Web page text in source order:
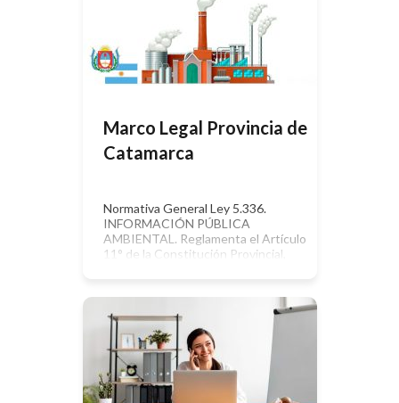
contaminación, en donde el aire, el
agua y los alimentos satisfagan los
requerimientos del desarrollo
adecuado de la […]
Marco Legal Provincia de
Catamarca
Normativa General Ley 5.336.
INFORMACIÓN PÚBLICA
AMBIENTAL. Reglamenta el Artículo
11° de la Constitución Provincial,
como así también a la Información
Pública Ambiental. Flora y Fauna La
Ley 5.311 establece el Primer
Ordenamiento Ambiental y
Territorial del Bosque Nativo de la
Provincia. […]